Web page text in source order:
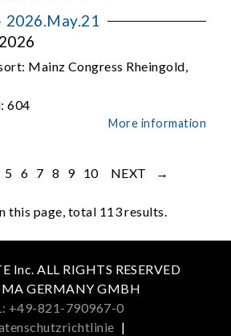
2026.May.21
Mainz Congress Rheingold,
604
More information
5 6 7 8 9 10 NEXT →
this page, total 113 results.
Inc. ALL RIGHTS RESERVED
GERMANY GMBH
+49-821-790967-0
|